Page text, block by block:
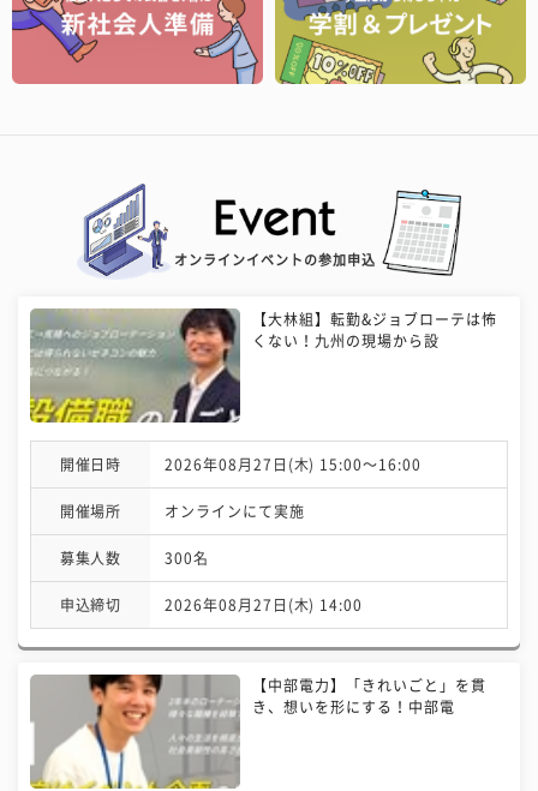
オンラインイベントの参加申込
【大林組】転勤&ジョブローテは怖
くない！九州の現場から設
開催日時 2026年08月27日(木) 15:00〜16:00
開催場所 オンラインにて実施
募集人数 300名
申込締切 2026年08月27日(木) 14:00
【中部電力】「きれいごと」を貫
き、想いを形にする！中部電